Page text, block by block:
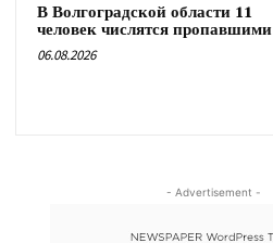
В Волгоградской области 11
человек числятся пропавшими
06.08.2026
- Advertisement -